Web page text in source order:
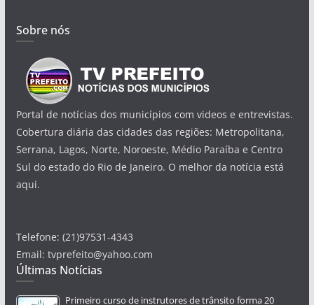
Sobre nós
Portal de notícias dos municípios com videos e entrevistas.
Cobertura diária das cidades das regiões: Metropolitana,
Serrana, Lagos, Norte, Noroeste, Médio Paraíba e Centro
Sul do estado do Rio de Janeiro. O melhor da notícia está
aqui.
Telefone: (21)97531-4343
Email: tvprefeito@yahoo.com
Últimas Notícias
Primeiro curso de instrutores de trânsito forma 20